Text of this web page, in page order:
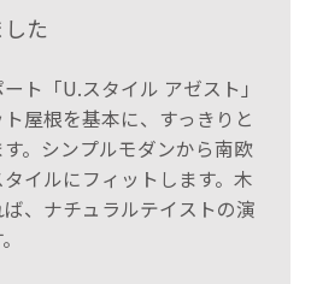
た
ト「U.スタイル アゼスト」
屋根を基本に、すっきりと
。シンプルモダンから南欧
イルにフィットします。木
、ナチュラルテイストの演